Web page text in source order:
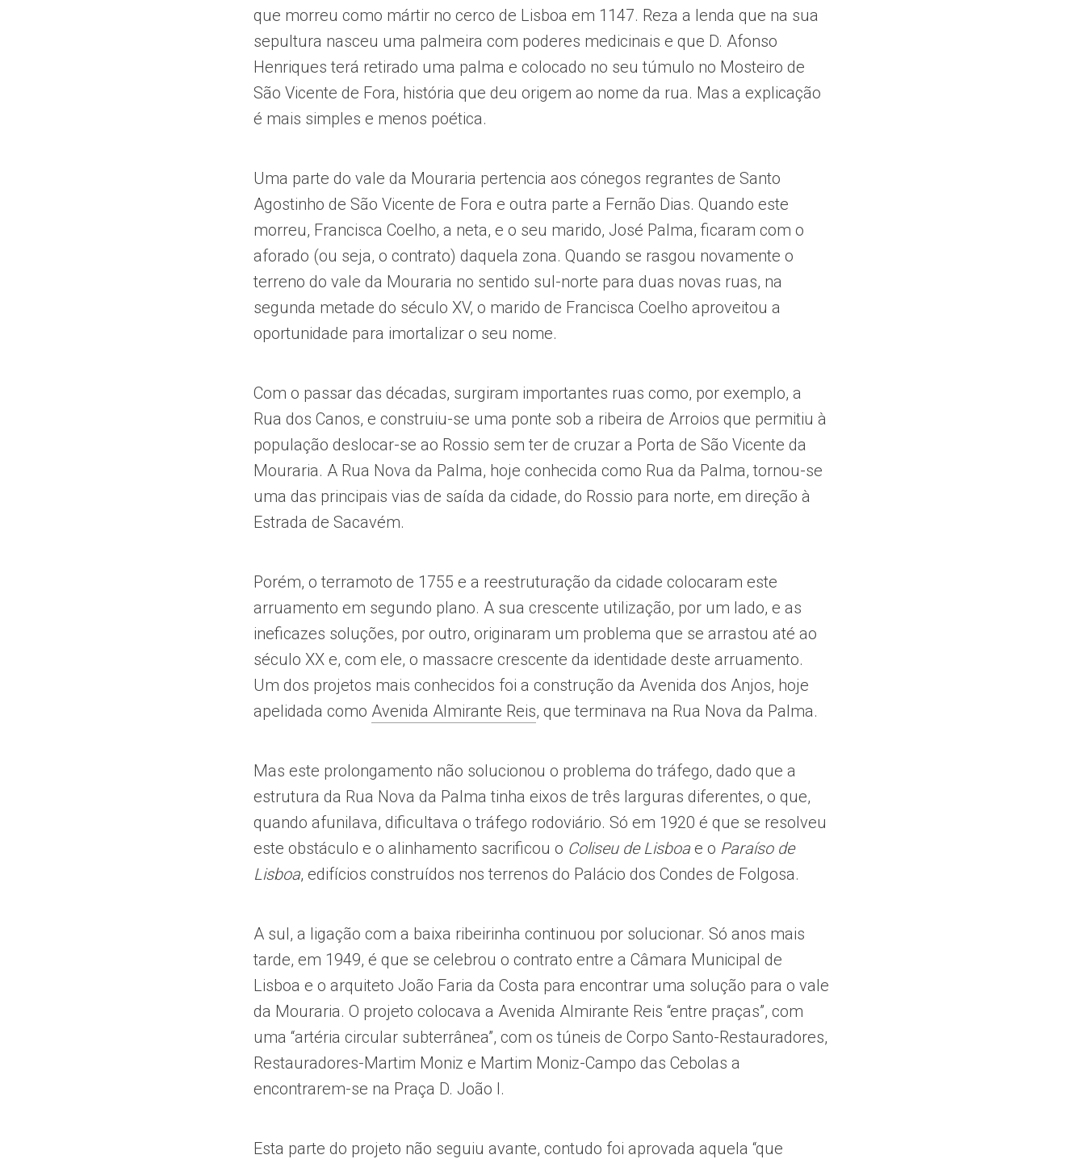
que morreu como mártir no cerco de Lisboa em 1147. Reza a lenda que na sua
sepultura nasceu uma palmeira com poderes medicinais e que D. Afonso
Henriques terá retirado uma palma e colocado no seu túmulo no Mosteiro de
São Vicente de Fora, história que deu origem ao nome da rua. Mas a explicação
é mais simples e menos poética.
Uma parte do vale da Mouraria pertencia aos cónegos regrantes de Santo
Agostinho de São Vicente de Fora e outra parte a Fernão Dias. Quando este
morreu, Francisca Coelho, a neta, e o seu marido, José Palma, ficaram com o
aforado (ou seja, o contrato) daquela zona. Quando se rasgou novamente o
terreno do vale da Mouraria no sentido sul-norte para duas novas ruas, na
segunda metade do século XV, o marido de Francisca Coelho aproveitou a
oportunidade para imortalizar o seu nome.
Com o passar das décadas, surgiram importantes ruas como, por exemplo, a
Rua dos Canos, e construiu-se uma ponte sob a ribeira de Arroios que permitiu à
população deslocar-se ao Rossio sem ter de cruzar a Porta de São Vicente da
Mouraria. A Rua Nova da Palma, hoje conhecida como Rua da Palma, tornou-se
uma das principais vias de saída da cidade, do Rossio para norte, em direção à
Estrada de Sacavém.
Porém, o terramoto de 1755 e a reestruturação da cidade colocaram este
arruamento em segundo plano. A sua crescente utilização, por um lado, e as
ineficazes soluções, por outro, originaram um problema que se arrastou até ao
século XX e, com ele, o massacre crescente da identidade deste arruamento.
Um dos projetos mais conhecidos foi a construção da Avenida dos Anjos, hoje
apelidada como Avenida Almirante Reis, que terminava na Rua Nova da Palma.
Mas este prolongamento não solucionou o problema do tráfego, dado que a
estrutura da Rua Nova da Palma tinha eixos de três larguras diferentes, o que,
quando afunilava, dificultava o tráfego rodoviário. Só em 1920 é que se resolveu
este obstáculo e o alinhamento sacrificou o Coliseu de Lisboa e o Paraíso de
Lisboa, edifícios construídos nos terrenos do Palácio dos Condes de Folgosa.
A sul, a ligação com a baixa ribeirinha continuou por solucionar. Só anos mais
tarde, em 1949, é que se celebrou o contrato entre a Câmara Municipal de
Lisboa e o arquiteto João Faria da Costa para encontrar uma solução para o vale
da Mouraria. O projeto colocava a Avenida Almirante Reis “entre praças”, com
uma “artéria circular subterrânea”, com os túneis de Corpo Santo-Restauradores,
Restauradores-Martim Moniz e Martim Moniz-Campo das Cebolas a
encontrarem-se na Praça D. João I.
Esta parte do projeto não seguiu avante, contudo foi aprovada aquela “que